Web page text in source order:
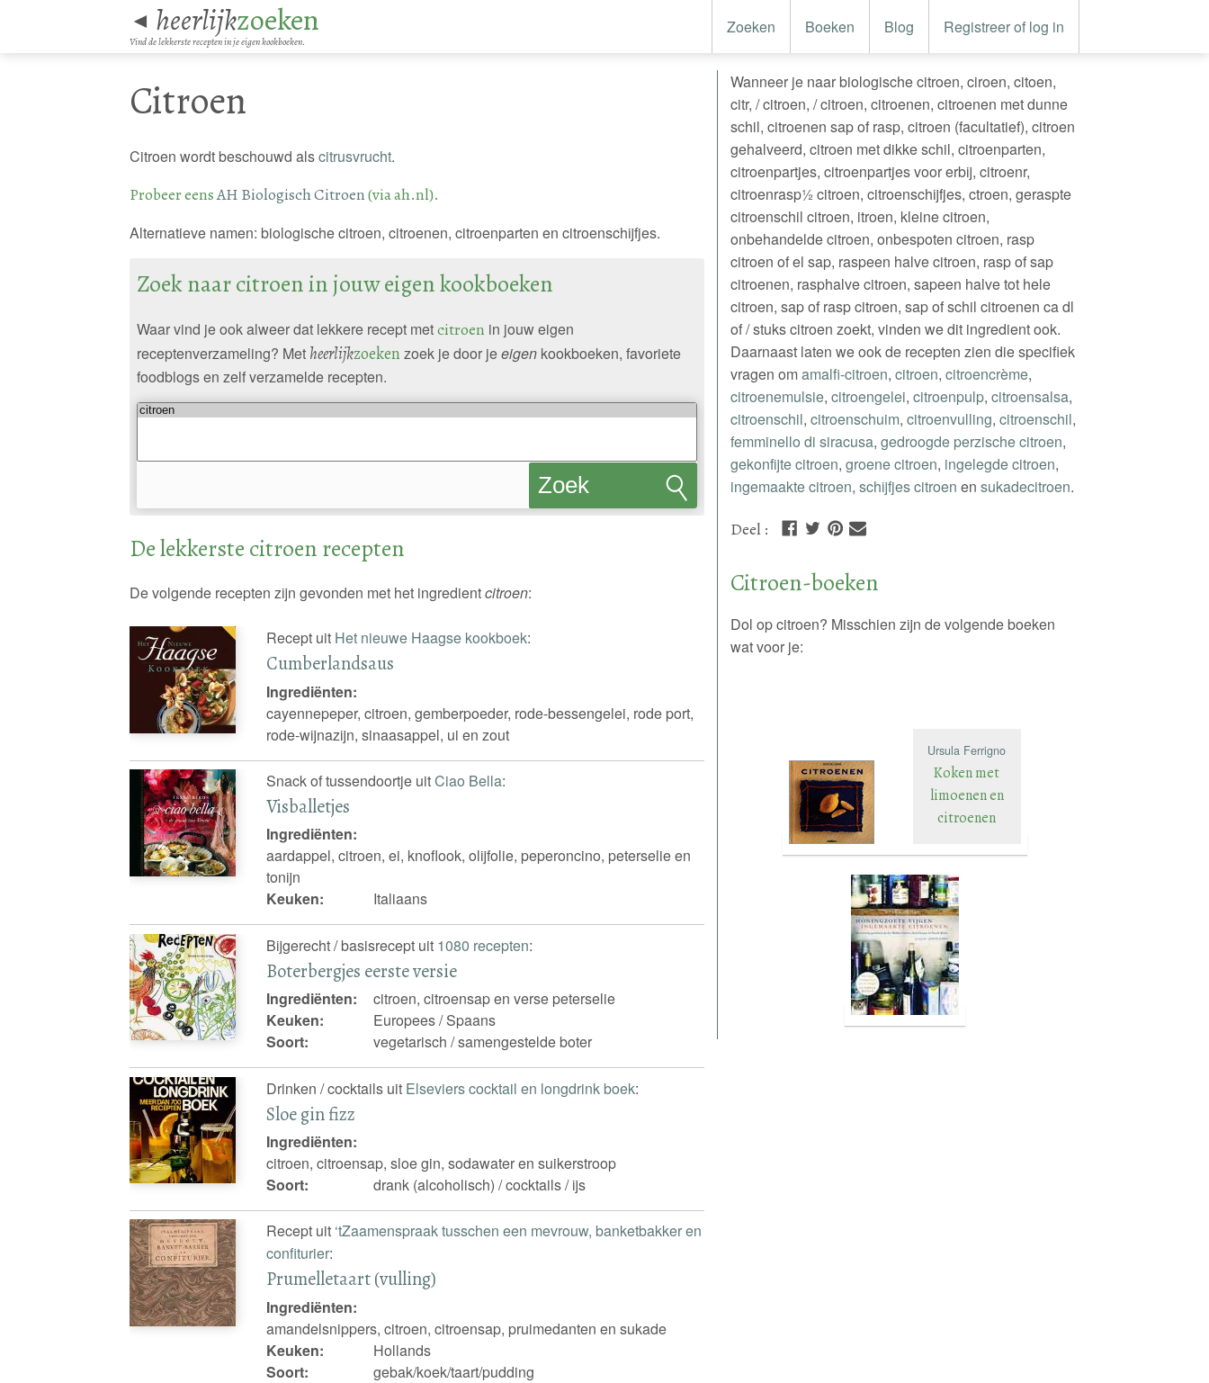
◄ heerlijkzoeken
Vind de lekkerste recepten in je eigen kookboeken.
Zoeken Boeken Blog Registreer of log in
Citroen
Citroen wordt beschouwd alscitrusvrucht.
Probeer eensAH Biologisch Citroen(via ah.nl).
Alternatieve namen: biologische citroen, citroenen, citroenparten en citroenschijfjes.
Zoek naar citroen in jouw eigen kookboeken
Waar vind je ook alweer dat lekkere recept metcitroen in jouw eigen
receptenverzameling? Met heerlijkzoekenzoek je door jeeigenkookboeken, favoriete
foodblogs en zelf verzamelde recepten.
Zoek
De lekkerste citroen recepten
De volgende recepten zijn gevonden met het ingredientcitroen:
Recept uit Het nieuwe Haagse kookboek:
Cumberlandsaus
Ingrediënten:
cayennepeper, citroen, gemberpoeder, rode-bessengelei, rode port,
rode-wijnazijn, sinaasappel, ui en zout
Snack of tussendoortje uitCiao Bella:
Visballetjes
Ingrediënten:
aardappel, citroen, ei, knoflook, olijfolie, peperoncino, peterselie en
tonijn
Keuken:
Italiaans
Bijgerecht / basisrecept uit 1080 recepten:
Boterbergjes eerste versie
Ingrediënten:
citroen, citroensap en verse peterselie
Keuken:
Europees / Spaans
Soort:
vegetarisch / samengestelde boter
Drinken / cocktails uit Elseviers cocktail en longdrink boek:
Sloe gin fizz
Ingrediënten:
citroen, citroensap, sloe gin, sodawater en suikerstroop
Soort:
drank (alcoholisch) / cocktails / ijs
Recept uit ‘tZaamenspraak tusschen een mevrouw, banketbakker en
confiturier:
Prumelletaart (vulling)
Ingrediënten:
amandelsnippers, citroen, citroensap, pruimedanten en sukade
Keuken:
Hollands
Soort:
gebak/koek/taart/pudding
Wanneer je naar biologische citroen, ciroen, citoen,
citr, / citroen, / citroen, citroenen, citroenen met dunne
schil, citroenen sap of rasp, citroen (facultatief), citroen
gehalveerd, citroen met dikke schil, citroenparten,
citroenpartjes, citroenpartjes voor erbij, citroenr,
citroenrasp½ citroen, citroenschijfjes, ctroen, geraspte
citroenschil citroen, itroen, kleine citroen,
onbehandelde citroen, onbespoten citroen, rasp
citroen of el sap, raspeen halve citroen, rasp of sap
citroenen, rasphalve citroen, sapeen halve tot hele
citroen, sap of rasp citroen, sap of schil citroenen ca dl
of / stuks citroen zoekt, vinden we dit ingredient ook.
Daarnaast laten we ook de recepten zien die specifiek
vragen omamalfi-citroen, citroen, citroencrème,
citroenemulsie, citroengelei, citroenpulp, citroensalsa,
citroenschil, citroenschuim, citroenvulling, citroenschil,
femminello di siracusa, gedroogde perzische citroen,
gekonfijte citroen, groene citroen, ingelegde citroen,
ingemaakte citroen, schijfjes citroen en sukadecitroen.
Deel :
Citroen-boeken
Dol op citroen? Misschien zijn de volgende boeken
wat voor je:
Ursula Ferrigno
Koken met
limoenen en
citroenen